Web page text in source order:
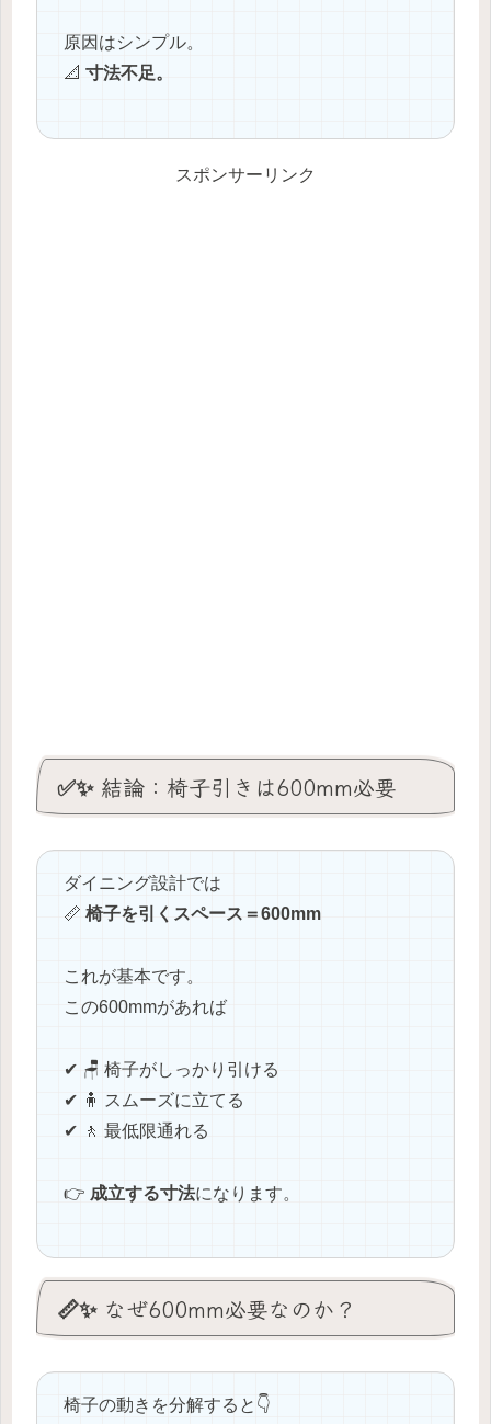
原因はシンプル。
📐 寸法不足。
スポンサーリンク
✅✨ 結論：椅子引きは600mm必要
ダイニング設計では
📏 椅子を引くスペース＝600mm
これが基本です。
この600mmがあれば
✔ 🪑 椅子がしっかり引ける
✔ 🧍 スムーズに立てる
✔ 🚶 最低限通れる
👉 成立する寸法になります。
📏✨ なぜ600mm必要なのか？
椅子の動きを分解すると👇